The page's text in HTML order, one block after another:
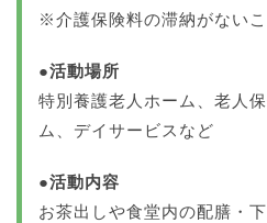
※介護保険料の滞納がないこ
●活動場所
特別養護老人ホーム、老人
ム、デイサービスなど
●活動内容
お茶出しや食堂内の配膳・